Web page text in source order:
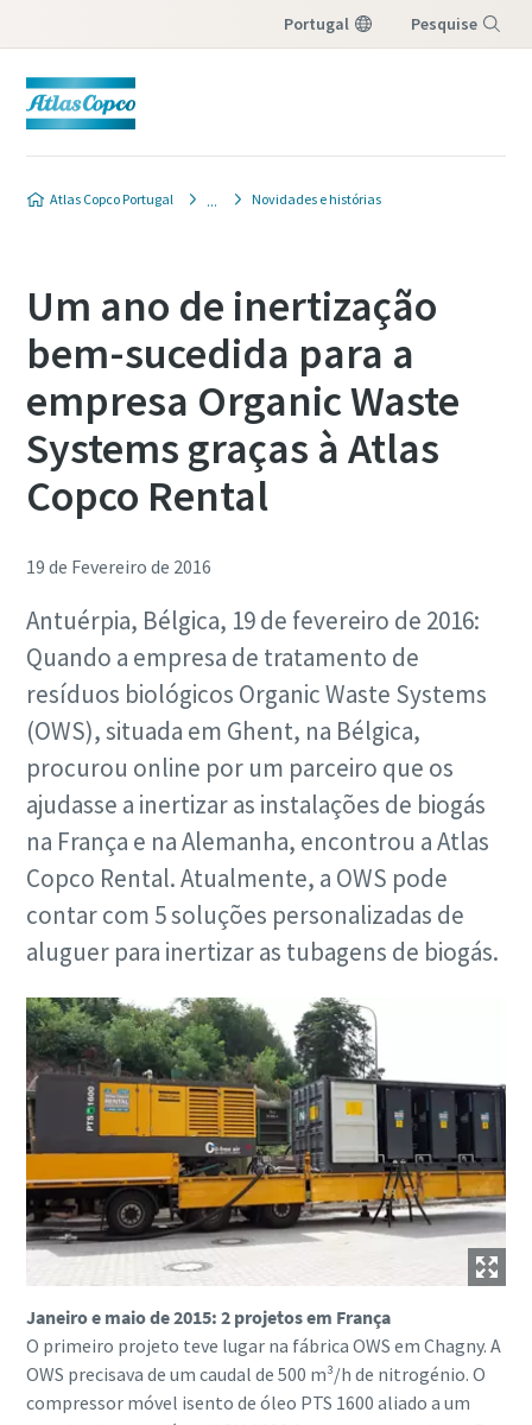
Portugal Pesquise
Atlas Copco Portugal Novidades e histórias
Um ano de inertização
bem-sucedida para a
empresa Organic Waste
Systems graças à Atlas
Copco Rental
19 de Fevereiro de 2016
Antuérpia, Bélgica, 19 de fevereiro de 2016:
Quando a empresa de tratamento de
resíduos biológicos Organic Waste Systems
(OWS), situada em Ghent, na Bélgica,
procurou online por um parceiro que os
ajudasse a inertizar as instalações de biogás
na França e na Alemanha, encontrou a Atlas
Copco Rental. Atualmente, a OWS pode
contar com 5 soluções personalizadas de
aluguer para inertizar as tubagens de biogás.
Janeiro e maio de 2015: 2 projetos em França
O primeiro projeto teve lugar na fábrica OWS em Chagny. A
OWS precisava de um caudal de 500 m³/h de nitrogénio. O
compressor móvel isento de óleo PTS 1600 aliado a um